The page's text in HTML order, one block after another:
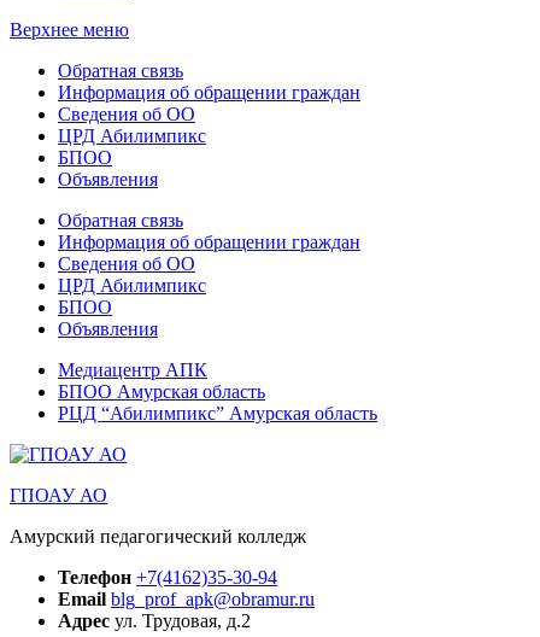
Верхнее меню
Обратная связь
Информация об обращении граждан
Сведения об ОО
ЦРД Абилимпикс
БПОО
Объявления
Обратная связь
Информация об обращении граждан
Сведения об ОО
ЦРД Абилимпикс
БПОО
Объявления
Медиацентр АПК
БПОО Амурская область
РЦД “Абилимпикс” Амурская область
ГПОАУ АО
Амурский педагогический колледж
Телефон +7(4162)35-30-94
Email blg_prof_apk@obramur.ru
Адрес ул. Трудовая, д.2